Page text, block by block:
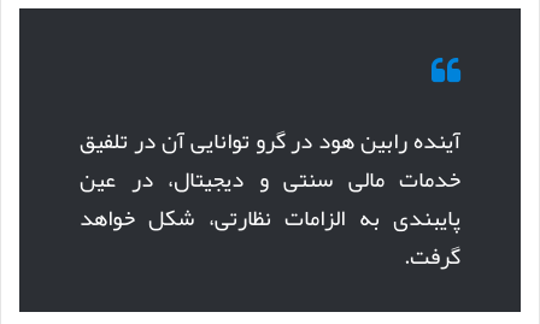
آینده رابین هود در گرو توانایی آن در تلفیق
خدمات مالی سنتی و دیجیتال، در عین
پایبندی به الزامات نظارتی، شکل خواهد
گرفت.